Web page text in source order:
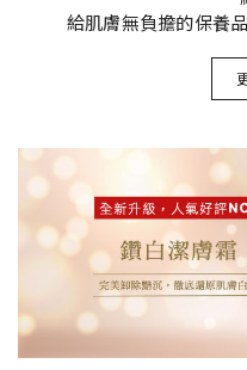
給肌膚無負擔的保養